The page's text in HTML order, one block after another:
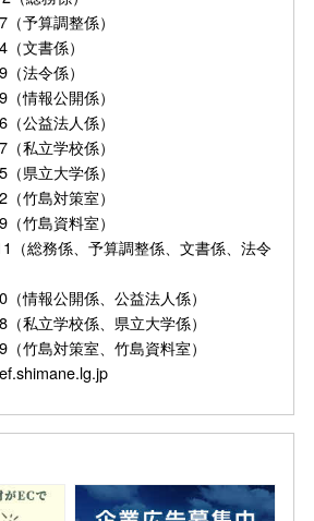
算調整係）
書係）
令係）
報公開係）
益法人係）
立学校係）
立大学係）
島対策室）
島資料室）
（総務係、予算調整係、文書係、法令
報公開係、公益法人係）
立学校係、県立大学係）
島対策室、竹島資料室）